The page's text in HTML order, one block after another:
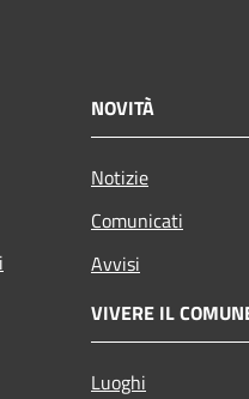
NOVITÀ
Notizie
Comunicati
Avvisi
VIVERE IL
Luoghi